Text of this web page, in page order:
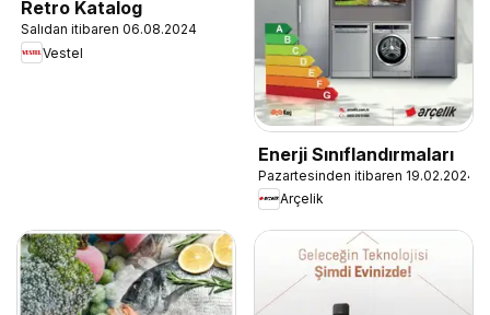
Retro Katalog
Salıdan itibaren 06.08.2024
Vestel
Enerji Sınıflandırmaları
Pazartesinden itibaren 19.02.2024
Arçelik